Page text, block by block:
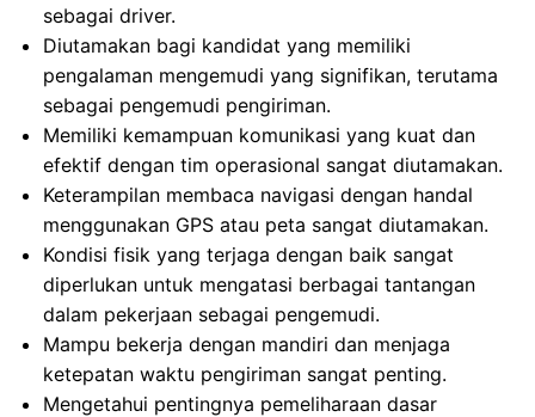
sebagai driver.
Diutamakan bagi kandidat yang memiliki
pengalaman mengemudi yang signifikan, terutama
sebagai pengemudi pengiriman.
Memiliki kemampuan komunikasi yang kuat dan
efektif dengan tim operasional sangat diutamakan.
Keterampilan membaca navigasi dengan handal
menggunakan GPS atau peta sangat diutamakan.
Kondisi fisik yang terjaga dengan baik sangat
diperlukan untuk mengatasi berbagai tantangan
dalam pekerjaan sebagai pengemudi.
Mampu bekerja dengan mandiri dan menjaga
ketepatan waktu pengiriman sangat penting.
Mengetahui pentingnya pemeliharaan dasar